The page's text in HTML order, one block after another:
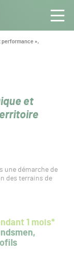
performance »,
et
une démarche de
des terrains de
1 mois*